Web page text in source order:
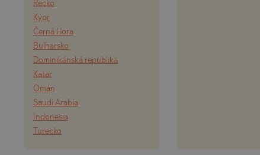
Řecko
Kypr
Černá Hora
Bulharsko
Dominikánská republika
Katar
Omán
Saudi Arabia
Indonesia
Turecko